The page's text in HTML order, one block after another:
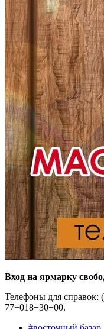
Вход на ярмарку
Телефоны для справок:
77−018−30−00.